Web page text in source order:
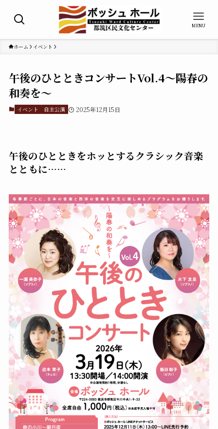
MENU
ホーム イベント
午後のひとときコンサートVol.4～陽春の
和奏を～
イベント 自主公演 2025年12月15日
午後のひとときをホッとするクラシック音楽
とともに……